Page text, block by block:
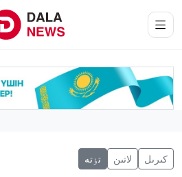
كىرىل لاتىن تٶتە